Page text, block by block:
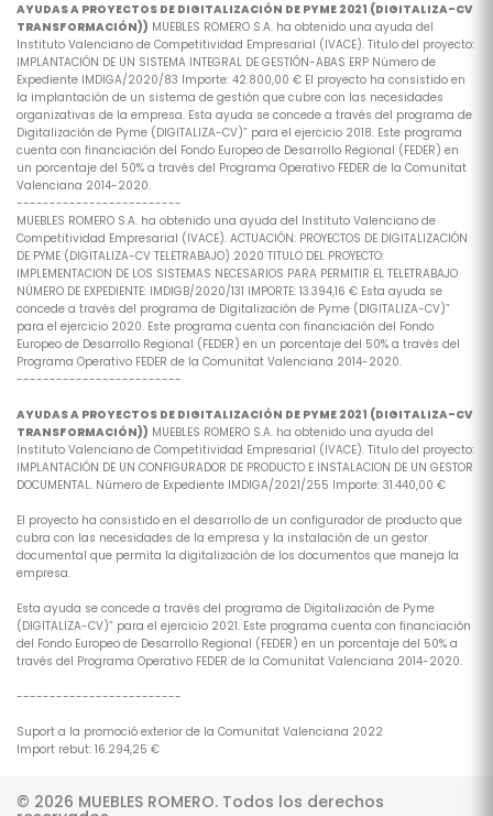
AYUDAS A PROYECTOS DE DIGITALIZACIÓN DE PYME 2021 (DIGITALIZA-CV
TRANSFORMACIÓN)) MUEBLES ROMERO S.A. ha obtenido una ayuda del
Instituto Valenciano de Competitividad Empresarial (IVACE). Titulo del proyecto:
IMPLANTACIÓN DE UN SISTEMA INTEGRAL DE GESTIÓN-ABAS ERP Número de
Expediente IMDIGA/2020/83 Importe: 42.800,00 € El proyecto ha consistido en
la implantación de un sistema de gestión que cubre con las necesidades
organizativas de la empresa. Esta ayuda se concede a través del programa de
Digitalización de Pyme (DIGITALIZA-CV)” para el ejercicio 2018. Este programa
cuenta con financiación del Fondo Europeo de Desarrollo Regional (FEDER) en
un porcentaje del 50% a través del Programa Operativo FEDER de la Comunitat
Valenciana 2014-2020.
-------------------------
MUEBLES ROMERO S.A. ha obtenido una ayuda del Instituto Valenciano de
Competitividad Empresarial (IVACE). ACTUACIÓN: PROYECTOS DE DIGITALIZACIÓN
DE PYME (DIGITALIZA-CV TELETRABAJO) 2020 TITULO DEL PROYECTO:
IMPLEMENTACION DE LOS SISTEMAS NECESARIOS PARA PERMITIR EL TELETRABAJO
NÚMERO DE EXPEDIENTE: IMDIGB/2020/131 IMPORTE: 13.394,16 € Esta ayuda se
concede a través del programa de Digitalización de Pyme (DIGITALIZA-CV)”
para el ejercicio 2020. Este programa cuenta con financiación del Fondo
Europeo de Desarrollo Regional (FEDER) en un porcentaje del 50% a través del
Programa Operativo FEDER de la Comunitat Valenciana 2014-2020.
-------------------------
AYUDAS A PROYECTOS DE DIGITALIZACIÓN DE PYME 2021 (DIGITALIZA-CV
TRANSFORMACIÓN)) MUEBLES ROMERO S.A. ha obtenido una ayuda del
Instituto Valenciano de Competitividad Empresarial (IVACE). Titulo del proyecto:
IMPLANTACIÓN DE UN CONFIGURADOR DE PRODUCTO E INSTALACION DE UN GESTOR
DOCUMENTAL. Número de Expediente IMDIGA/2021/255 Importe: 31.440,00 €
El proyecto ha consistido en el desarrollo de un configurador de producto que
cubra con las necesidades de la empresa y la instalación de un gestor
documental que permita la digitalización de los documentos que maneja la
empresa.
Esta ayuda se concede a través del programa de Digitalización de Pyme
(DIGITALIZA-CV)” para el ejercicio 2021. Este programa cuenta con financiación
del Fondo Europeo de Desarrollo Regional (FEDER) en un porcentaje del 50% a
través del Programa Operativo FEDER de la Comunitat Valenciana 2014-2020.
-------------------------
Suport a la promoció exterior de la Comunitat Valenciana 2022
Import rebut: 16.294,25 €
© 2026 MUEBLES ROMERO. Todos los derechos